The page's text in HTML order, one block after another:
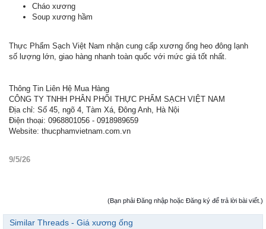
Cháo xương
Soup xương hầm
Thực Phẩm Sạch Việt Nam nhận cung cấp xương ống heo đông lạnh
số lượng lớn, giao hàng nhanh toàn quốc với mức giá tốt nhất.
Thông Tin Liên Hệ Mua Hàng
CÔNG TY TNHH PHÂN PHỐI THỰC PHẨM SẠCH VIỆT NAM
Địa chỉ: Số 45, ngõ 4, Tàm Xá, Đông Anh, Hà Nội
Điện thoại: 0968801056 - 0918989659
Website: thucphamvietnam.com.vn
9/5/26
(Bạn phải Đăng nhập hoặc Đăng ký để trả lời bài viết.)
Similar Threads - Giá xương ống